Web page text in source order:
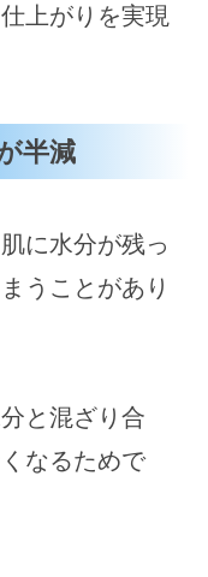
上がりを実現
半減
に水分が残っ
うことがあり
と混ざり合
なるためで